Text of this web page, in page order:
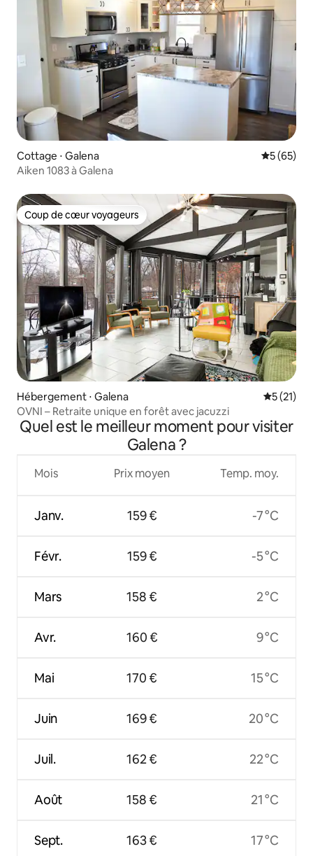
Cottage ⋅ Galena
5 (65)
Aiken 1083 à Galena
Coup de cœur voyageurs
Coup de cœur voyageurs
Hébergement ⋅ Galena
5 (21)
OVNI – Retraite unique en forêt avec jacuzzi
Quel est le meilleur moment pour visiter
Galena ?
Mois
Janv.
Févr.
Mars
Avr.
Mai
Juin
Juil.
Août
Sept.
Prix moyen
159 €
159 €
158 €
160 €
170 €
169 €
162 €
158 €
163 €
Temp. moy.
-7 °C
-5 °C
2 °C
9 °C
15 °C
20 °C
22 °C
21 °C
17 °C